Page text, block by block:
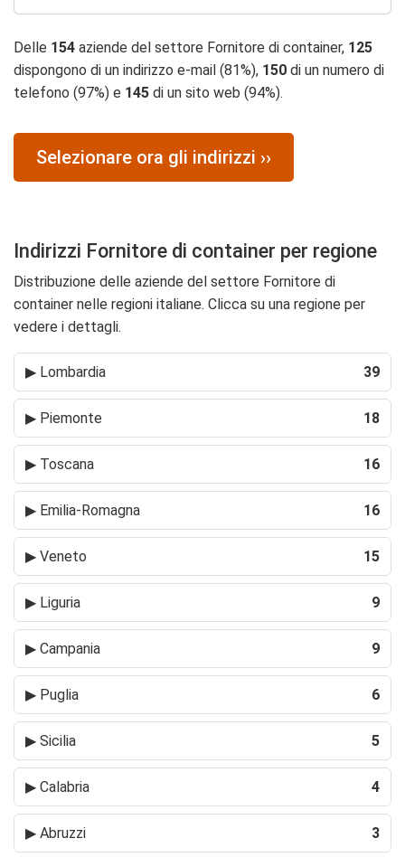
Delle 154 aziende del settore Fornitore di container, 125
dispongono di un indirizzo e-mail (81%), 150 di un numero di
telefono (97%) e 145 di un sito web (94%).
Selezionare ora gli indirizzi ››
Indirizzi Fornitore di container per regione
Distribuzione delle aziende del settore Fornitore di
container nelle regioni italiane. Clicca su una regione per
vedere i dettagli.
▶ Lombardia 39
▶ Piemonte 18
▶ Toscana 16
▶ Emilia-Romagna 16
▶ Veneto 15
▶ Liguria 9
▶ Campania 9
▶ Puglia 6
▶ Sicilia 5
▶ Calabria 4
▶ Abruzzi 3